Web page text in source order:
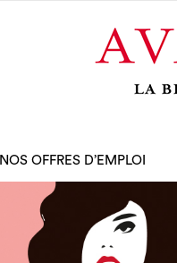
NOS OFFRES D’EMPLOI